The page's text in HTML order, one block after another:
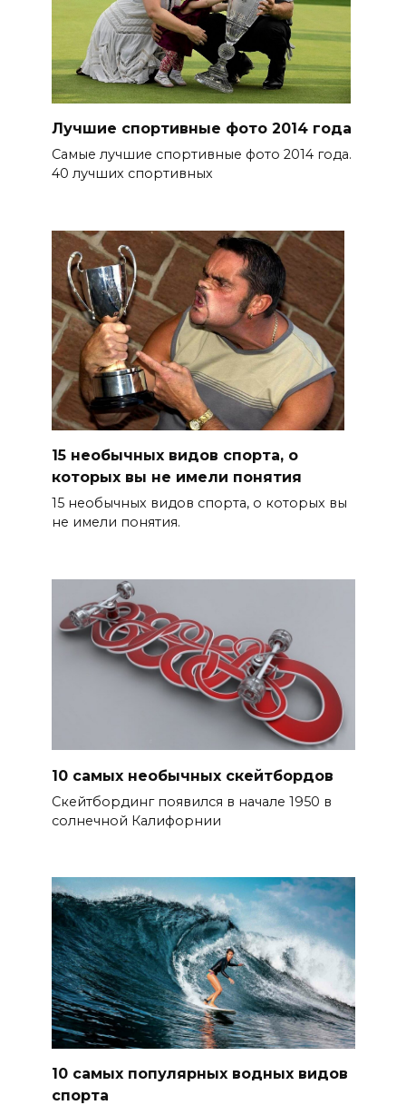
Лучшие спортивные фото 2014 года
Самые лучшие спортивные фото 2014 года.
40 лучших спортивных
15 необычных видов спорта, о
которых вы не имели понятия
15 необычных видов спорта, о которых вы
не имели понятия.
10 самых необычных скейтбордов
Скейтбординг появился в начале 1950 в
солнечной Калифорнии
10 самых популярных водных видов
спорта